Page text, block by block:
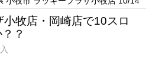
牧店・岡崎店で10スロ
？